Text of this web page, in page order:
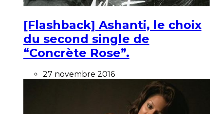
[Flashback] Ashanti, le choix
du second single de
“Concrète Rose”.
27 novembre 2016